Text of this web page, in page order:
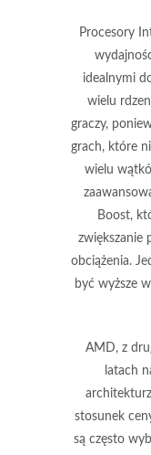
Procesory
idealnymi
wielu
graczy,
grach, które
wielu
Boost,
zwiększanie
obciążenia.
być wyższe
AMD, z
latach
stosunek
są często